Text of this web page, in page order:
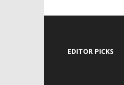
EDITOR PICKS